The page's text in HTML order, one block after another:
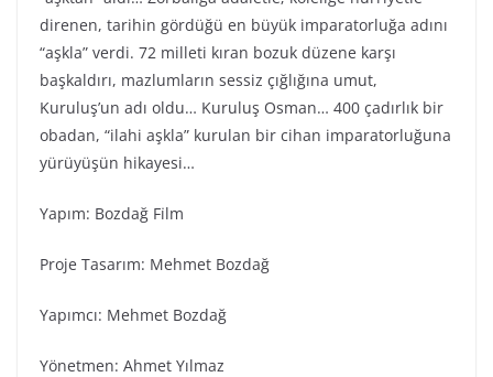
direnen, tarihin gördüğü en büyük imparatorluğa adını
“aşkla” verdi. 72 milleti kıran bozuk düzene karşı
başkaldırı, mazlumların sessiz çığlığına umut,
Kuruluş’un adı oldu… Kuruluş Osman… 400 çadırlık bir
obadan, “ilahi aşkla” kurulan bir cihan imparatorluğuna
yürüyüşün hikayesi…
Yapım: Bozdağ Fi̇lm
Proje Tasarım: Mehmet Bozdağ
Yapımcı: Mehmet Bozdağ
Yönetmen: Ahmet Yılmaz